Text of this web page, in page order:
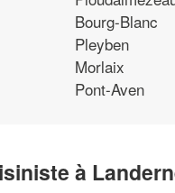
Bourg-Blanc
Pleyben
Morlaix
Pont-Aven
à